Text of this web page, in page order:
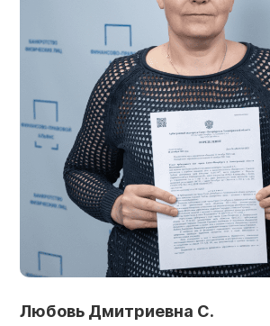
Любовь Дмитриевна С.